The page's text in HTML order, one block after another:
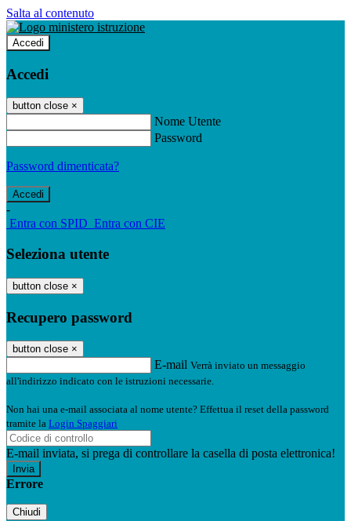
Salta al contenuto
Accedi
Accedi
button close ×
Nome Utente
Password
Password dimenticata?
-
Entra con SPID Entra con CIE
Seleziona utente
button close ×
Recupero password
button close ×
E-mail Verrà inviato un messaggio
all'indirizzo indicato con le istruzioni necessarie.
Non hai una e-mail associata al nome utente? Effettua il reset della password
tramite la Login Spaggiari
E-mail inviata, si prega di controllare la casella di posta elettronica!
Errore
Chiudi